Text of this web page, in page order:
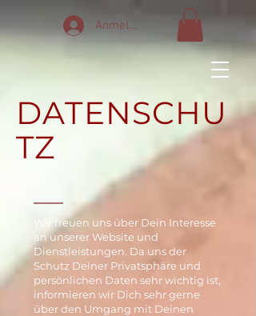
Anmelden
DATENSCHU
TZ
Wir freuen uns über Dein Interesse
an unserer Website und
Dienstleistungen. Da uns der
Schutz Deiner Privatsphäre und
persönlichen Daten sehr wichtig ist,
informieren wir Dich sehr gerne
über den Umgang mit Deinen